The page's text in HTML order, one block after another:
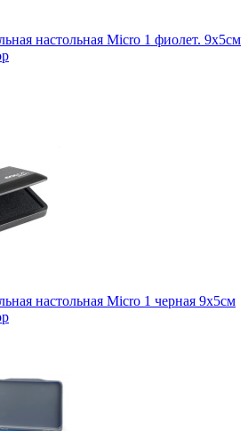
настольная Micro 1 фиолет. 9х5см
настольная Micro 1 черная 9х5см